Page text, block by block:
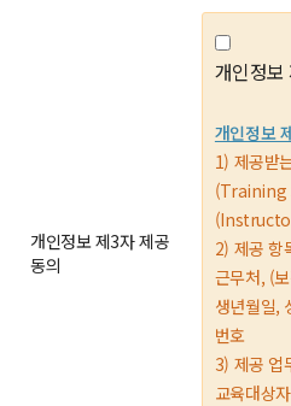
개인정보 제3자 제공
동의
개인정보
개인정보
1) 제공받
(Training
2) 제공 항
근무처, (
생년월일,
번호
3) 제공 업
교육대상